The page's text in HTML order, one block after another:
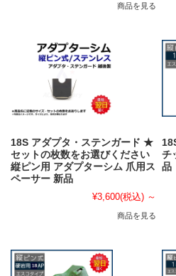
商品を見る
18S アダプタ・ステンガード ★
セットの枚数をお選びください
縦ピン用 アダプターシム 爪用ス
ペーサー 新品
¥3,600(税込) ～
商品を見る
チ
品